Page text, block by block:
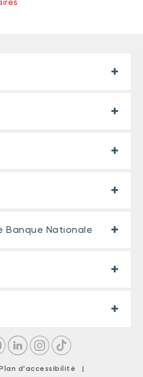
Banque Nationale
d'accessibilité |